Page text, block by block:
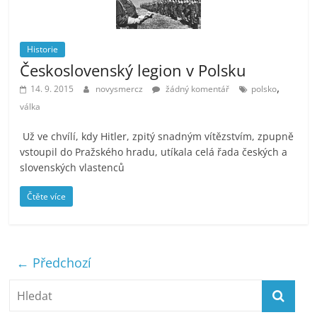
Historie
Československý legion v Polsku
14. 9. 2015 novysmercz žádný komentář polsko,
válka
Už ve chvílí, kdy Hitler, zpitý snadným vítězstvím, zpupně
vstoupil do Pražského hradu, utíkala celá řada českých a
slovenských vlastenců
Čtěte více
← Předchozí